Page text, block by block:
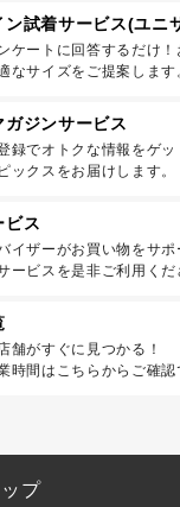
ン試着サービス(ユニ
ケートに回答するだけ
なサイズをご提案します
ガジンサービス
録でオトクな情報をゲ
ックスをお届けします。
ビス
イザーがお買い物をサポ
ービスを是非ご利用くだ
舗がすぐに見つかる！
時間はこちらからご確認
プ